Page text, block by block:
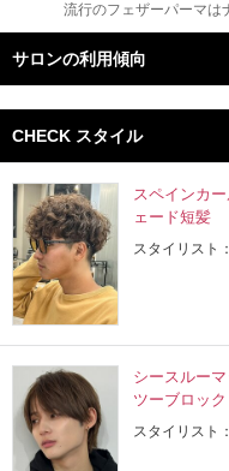
流行のフェザーパーマ
サロンの利用傾向
CHECK スタイル
スペインカ
ェード短髪
スタイリスト
シースルー
ツーブロック
スタイリスト